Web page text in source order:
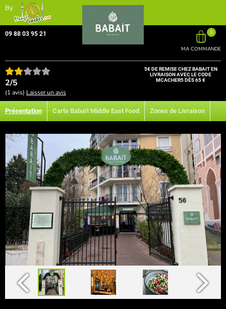
By
09 88 03 95 21
MA COMMANDE
0
2/5
(1 avis) Laisser un avis
5€ DE REMISE CHEZ BABAIT EN
LIVRAISON AVEC LE CODE
MCACHER5 DÈS 65 €
Présentation Carte Babaït Middle East Food Zones de Livraison